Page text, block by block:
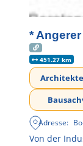
*
451.27 km
Adresse:
Von der